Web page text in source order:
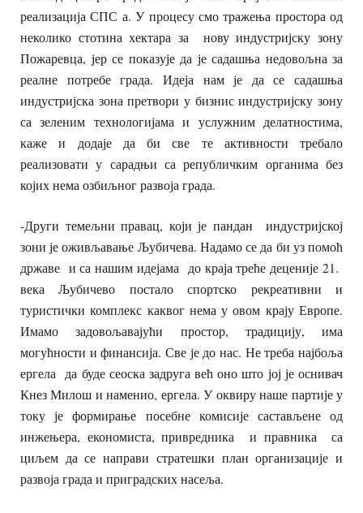
реализација СПС а. У процесу смо тражења простора од
неколико стотина хектара за нову индустријску зону
Пожаревца, јер се показује да је садашња недовољна за
реалне потребе града. Идеја нам је да се садашња
индустријска зона претвори у бизнис индустријску зону
са зеленим технологијама и услужним делатностима,
каже и додаје да би све те активности требало
реализовати у сарадњи са републичким органима без
којих нема озбиљног развоја града.
-Други темељни правац, који је пандан индустријској
зони је оживљавање Љубичева. Надамо се да би уз помоћ
државе и са нашим идејама до краја треће деценије 21.
века Љубичево постало спортско рекреативни и
туристички комплекс каквог нема у овом крају Европе.
Имамо задовољавајући простор, традицију, има
могућности и финансија. Све је до нас. Не треба најбоља
ергела да буде сеоска задруга већ оно што јој је оснивач
Кнез Милош и наменио, ергела. У оквиру наше партије у
току је формирање посебне комисије састављене од
инжењера, економиста, привредника и правника са
циљем да се направи стратешки план организације и
развоја града и приградских насеља.